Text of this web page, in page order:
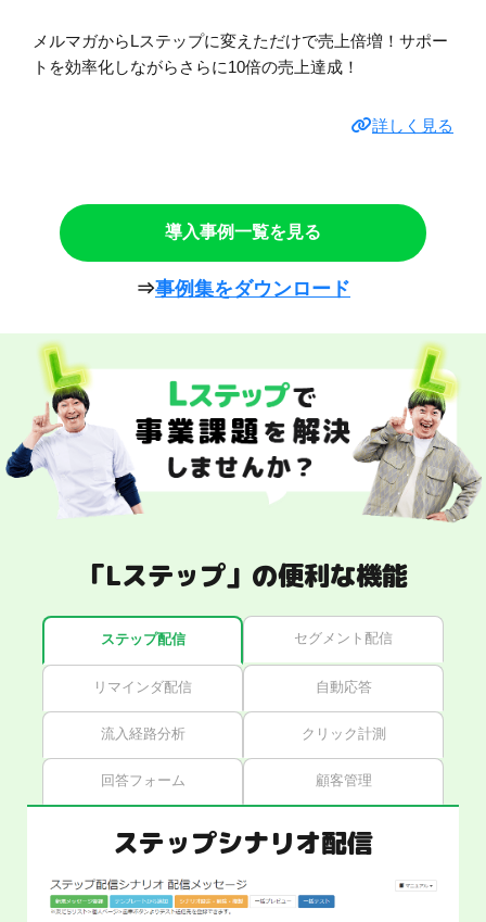
メルマガからLステップに変えただけで売上倍増！サポー
トを効率化しながらさらに10倍の売上達成！
詳しく見る
導入事例一覧を見る
⇒事例集をダウンロード
「Lステップ」の便利な機能
ステップ配信 セグメント配信
リマインダ配信 自動応答
流入経路分析 クリック計測
回答フォーム 顧客管理
ステップシナリオ配信